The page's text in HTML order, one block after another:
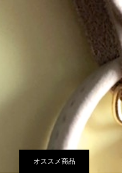
オススメ商品